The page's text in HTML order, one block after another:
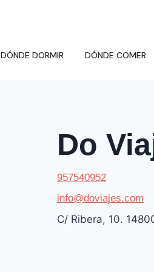
DÓNDE DORMIR DÓNDE COMER
Do
957540952
info@doviajes.com
C/ Ribera, 10.